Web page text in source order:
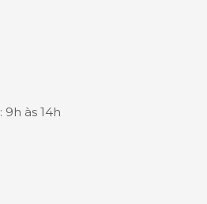
: 9h às 14h